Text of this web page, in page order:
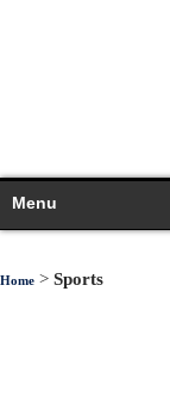
Menu
Home > Sports